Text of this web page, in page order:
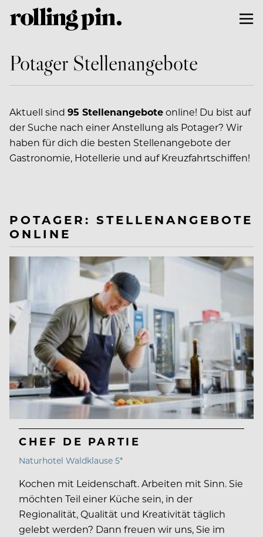
Potager Stellenangebote
Aktuell sind 95 Stellenangeboteonline! Du bist auf
der Suche nach einer Anstellung als Potager? Wir
haben für dich die besten Stellenangebote der
Gastronomie, Hotellerie und auf Kreuzfahrtschiffen!
POTAGER: STELLENANGEBOTE
ONLINE
CHEF DE PARTIE
Naturhotel Waldklause 5*
Kochen mit Leidenschaft. Arbeiten mit Sinn. Sie
möchten Teil einer Küche sein, in der
Regionalität, Qualität und Kreativität täglich
gelebt werden? Dann freuen wir uns, Sie im